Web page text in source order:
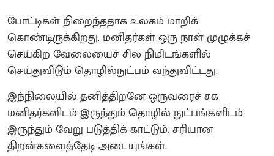
போட்டிகள் நிறைந்ததாக உலகம் மாறிக்
கொண்டிருக்கிறது. மனிதர்கள் ஒரு நாள் முழுக்கச்
செய்கிற வேலையைச் சில நிமிடங்களில்
செய்துவிடும் தொழில்நுட்பம் வந்துவிட்டது.
இந்நிலையில் தனித்திறனே ஒருவரைச் சக
மனிதர்களிடம் இருந்தும் தொழில் நுட்பங்களிடம்
இருந்தும் வேறு படுத்திக் காட்டும். சரியான
திறன்களைத்தேடி அடையுங்கள்.